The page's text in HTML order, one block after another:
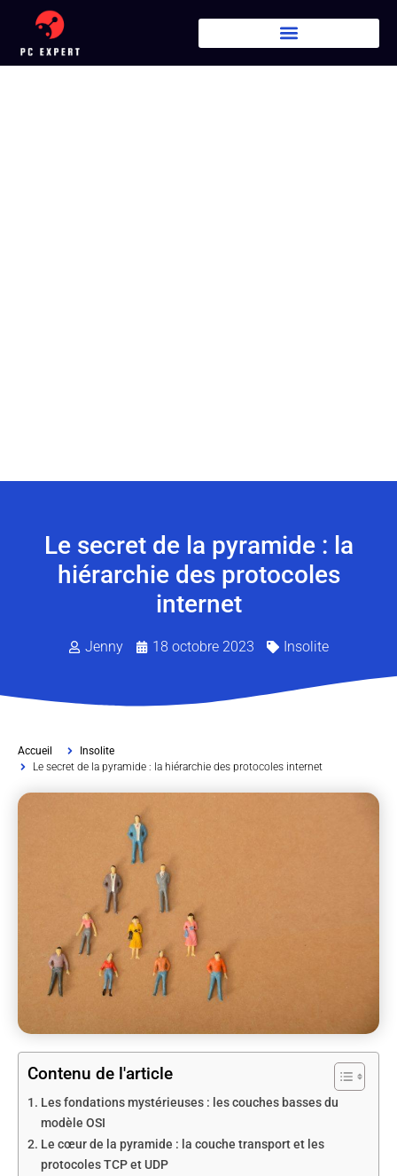
Le secret de la pyramide : la
hiérarchie des protocoles
internet
Jenny 18 octobre 2023 Insolite
Accueil
Insolite
Le secret de la pyramide : la hiérarchie des protocoles internet
Contenu de l'article
Les fondations mystérieuses : les couches basses du
modèle OSI
Le cœur de la pyramide : la couche transport et les
protocoles TCP et UDP